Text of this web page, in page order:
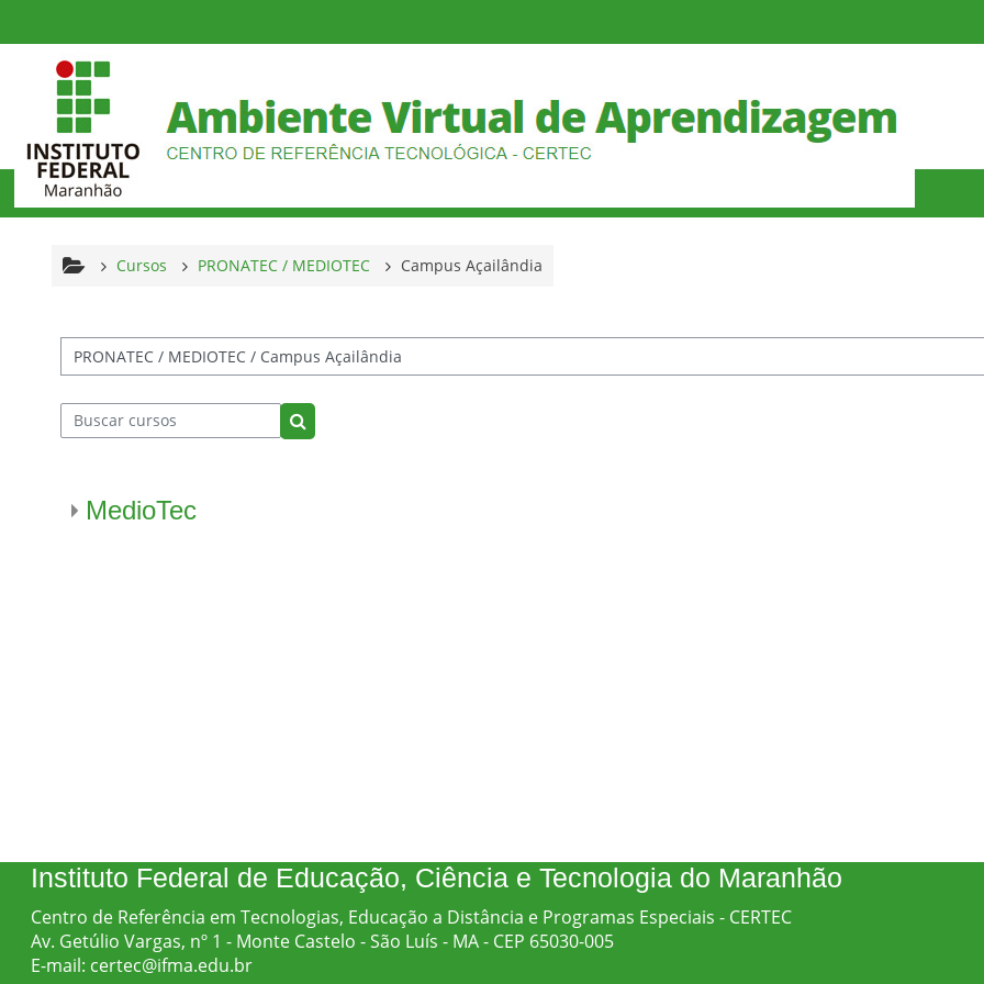
Cursos PRONATEC / MEDIOTEC Campus Açailândia
de Cursos
Buscar cursos
Buscar cursos
MedioTec
Instituto Federal de Educação, Ciência e Tecnologia do Maranhão
Centro de Referência em Tecnologias, Educação a Distância e Programas Especiais - CERTEC
Av. Getúlio Vargas, nº 1 - Monte Castelo - São Luís - MA - CEP 65030-005
E-mail: certec@ifma.edu.br